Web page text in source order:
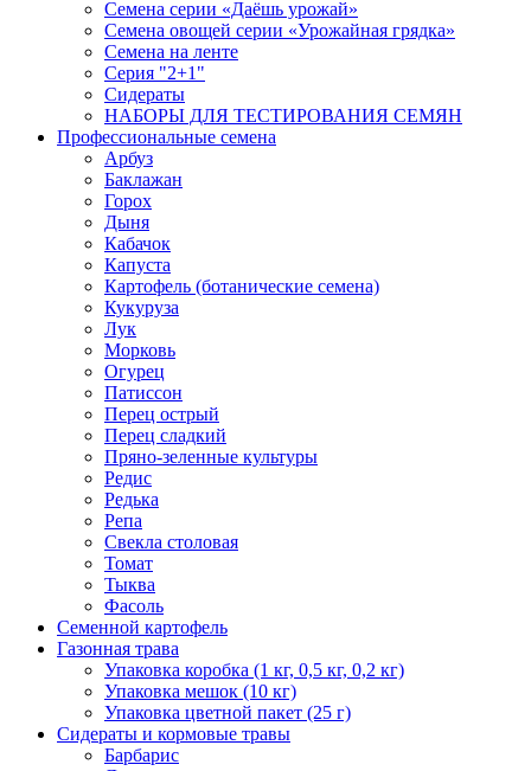
Семена серии «Даёшь урожай»
Семена овощей серии «Урожайная грядка»
Семена на ленте
Серия "2+1"
Сидераты
НАБОРЫ ДЛЯ ТЕСТИРОВАНИЯ СЕМЯН
Профессиональные семена
Арбуз
Баклажан
Горох
Дыня
Кабачок
Капуста
Картофель (ботанические семена)
Кукуруза
Лук
Морковь
Огурец
Патиссон
Перец острый
Перец сладкий
Пряно-зеленные культуры
Редис
Редька
Репа
Свекла столовая
Томат
Тыква
Фасоль
Семенной картофель
Газонная трава
Упаковка коробка (1 кг, 0,5 кг, 0,2 кг)
Упаковка мешок (10 кг)
Упаковка цветной пакет (25 г)
Сидераты и кормовые травы
Барбарис